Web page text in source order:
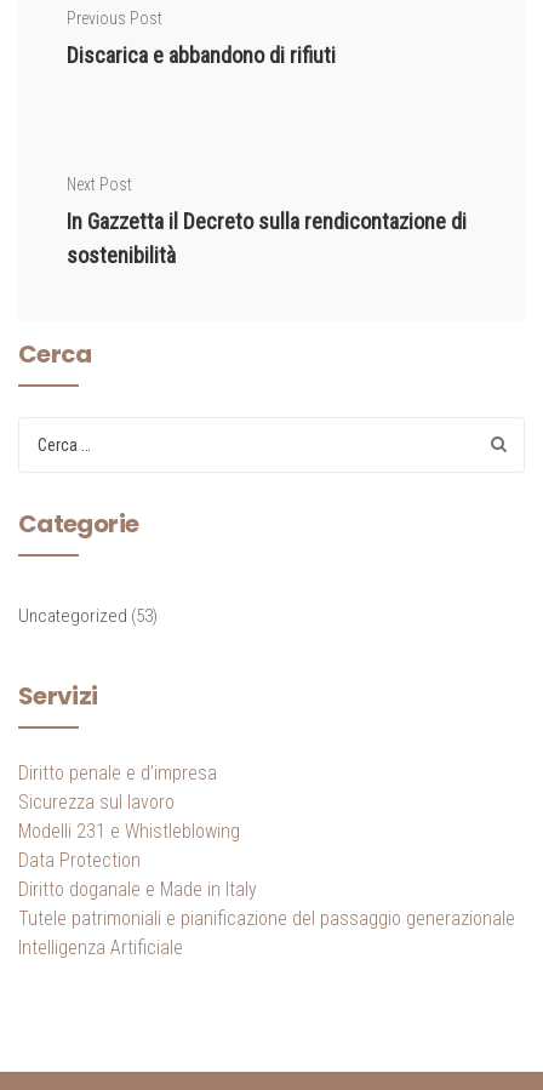
Previous Post
Discarica e abbandono di rifiuti
Next Post
In Gazzetta il Decreto sulla rendicontazione di
sostenibilità
Cerca
Categorie
Uncategorized (53)
Servizi
Diritto penale e d’impresa
Sicurezza sul lavoro
Modelli 231 e Whistleblowing
Data Protection
Diritto doganale e Made in Italy
Tutele patrimoniali e pianificazione del passaggio generazionale
Intelligenza Artificiale